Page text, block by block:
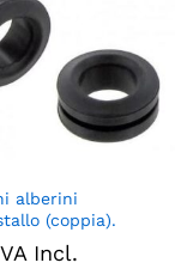
alberini
(coppia).
Incl.